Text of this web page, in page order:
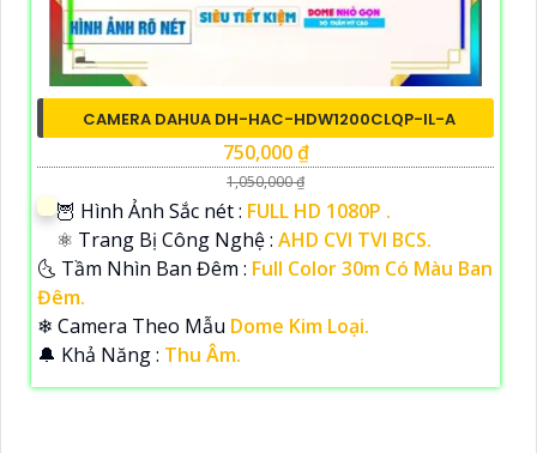
CAMERA DAHUA DH-HAC-HDW1200CLQP-IL-A
750,000 ₫
1,050,000 ₫
🦉 Hình Ảnh Sắc nét : FULL HD 1080P .
⚛️ Trang Bị Công Nghệ : AHD CVI TVI BCS.
🌜 Tầm Nhìn Ban Đêm : Full Color 30m Có Màu Ban
Đêm.
❄ Camera Theo Mẫu Dome Kim Loại.
️🔔 Khả Năng : Thu Âm.